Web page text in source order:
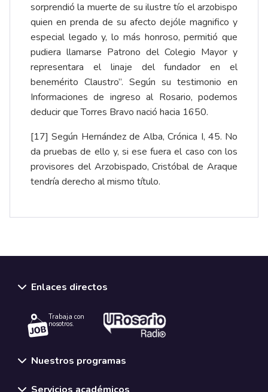
sorprendió la muerte de su ilustre tío el arzobispo
quien en prenda de su afecto dejóle magnifico y
especial legado y, lo más honroso, permitió que
pudiera llamarse Patrono del Colegio Mayor y
representara el linaje del fundador en el
benemérito Claustro”. Según su testimonio en
Informaciones de ingreso al Rosario, podemos
deducir que Torres Bravo nació hacia 1650.
[17] Según Hernández de Alba, Crónica I, 45. No
da pruebas de ello y, si ese fuera el caso con los
provisores del Arzobispado, Cristóbal de Araque
tendría derecho al mismo título.
Enlaces directos
Trabaja con
nosotros.
Nuestros programas